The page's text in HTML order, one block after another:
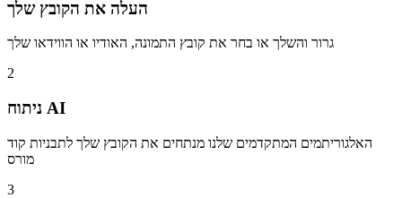
העלה את הקובץ שלך
גרור והשלך או בחר את קובץ התמונה, האודיו או הווידאו שלך
2
ניתוח AI
האלגוריתמים המתקדמים שלנו מנתחים את הקובץ שלך לתבניות קוד
מורס
3